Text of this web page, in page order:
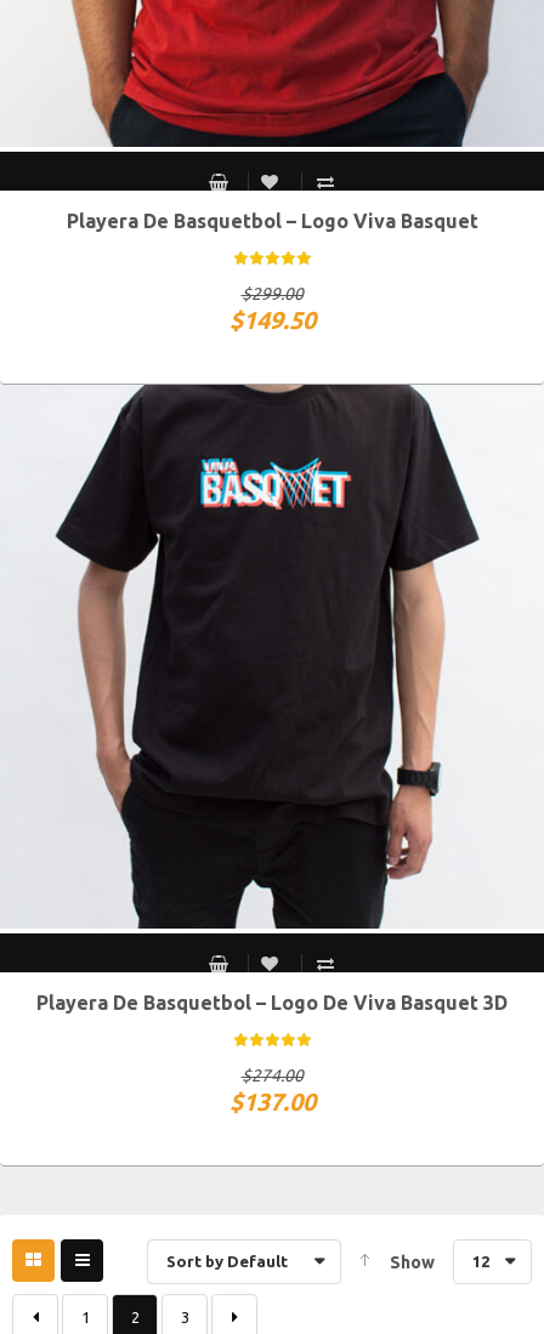
S MEX / XS USA M MEX / S USA G MEX / M USA XG MEX / G USA
Playera De Basquetbol – Logo Viva Basquet
$299.00
$149.50
CH M G XG
Playera De Basquetbol – Logo De Viva Basquet 3D
$274.00
$137.00
Sort by Default Show 12
1 2 3